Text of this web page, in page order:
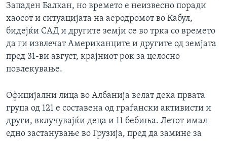
Западен Балкан, но времето е неизвесно поради
хаосот и ситуацијата на аеродромот во Кабул,
бидејќи САД и другите земји се во трка со времето
да ги извлечат Американците и другите од земјата
пред 31-ви август, крајниот рок за целосно
повлекување.
Официјални лица во Албанија велат дека првата
група од 121 е составена од граѓански активисти и
други, вклучувајќи деца и 11 бебиња. Летот имал
едно застанување во Грузија, пред да замине за